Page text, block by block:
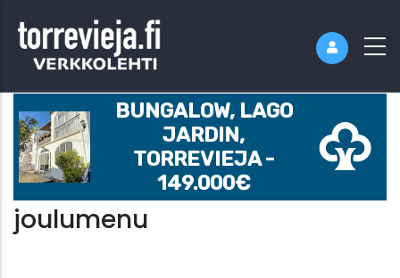
BUNGALOW, LAGO
JARDIN,
TORREVIEJA -
149.000€
joulumenu